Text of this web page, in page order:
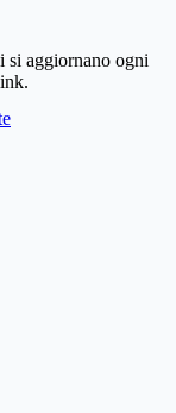
si aggiornano ogni